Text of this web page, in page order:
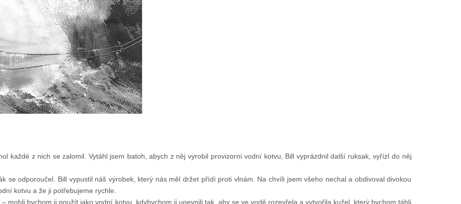
každé z nich se zalomil. Vytáhl jsem batoh, abych z něj vyrobil provizorní vodní kotvu, Bill vyprázdnil další ruksak, vyřízl do něj
se odporoučel. Bill vypustil náš výrobek, který nás měl držet přídí proti vlnám. Na chvíli jsem všeho nechal a obdivoval divokou
kotvu a že ji potřebujeme rychle.
mohli bychom ji použít jako vodní kotvu, kdybychom ji upevnili tak, aby se ve vodě rozevřela a vytvořila kužel, který bychom táhli